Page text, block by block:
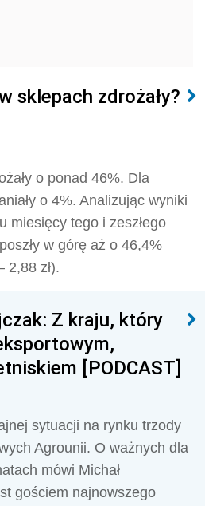
sklepach zdrożały?
o ponad 46%. Dla
o 4%. Analizując wyniki
miesięcy tego i zeszłego
w górę aż o 46,4%
2,88 zł).
Z kraju, który
[PODCAST]
sytuacji na rynku trzody
Agrounii. O ważnych dla
mówi Michał
gościem najnowszego